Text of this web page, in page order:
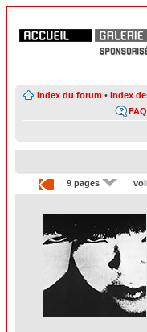
Index du forum • Index
9 pages